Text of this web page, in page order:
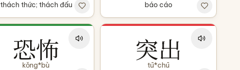
thách thức; thách đấu
báo cáo
恐怖
kǒng*bù
突出
tū*chū